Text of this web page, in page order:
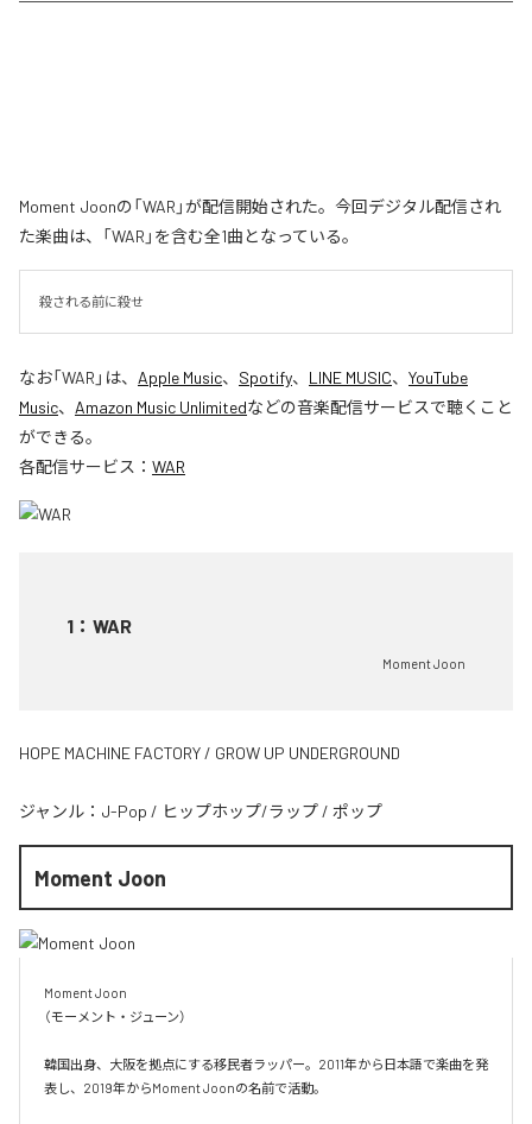
Moment Joonの「WAR」が配信開始された。今回デジタル配信され
た楽曲は、「WAR」を含む全1曲となっている。
殺される前に殺せ
なお「WAR 」は、 Apple Music、 Spotify、 LINE MUSIC、 YouTube
Music、 Amazon Music Unlimitedなどの音楽配信サービスで聴くこと
ができる。
各配信サービス： WAR
1 ： WAR
Moment Joon
HOPE MACHINE FACTORY / GROW UP UNDERGROUND
ジャンル： J-Pop / ヒップホップ/ラップ / ポップ
Moment Joon
Moment Joon
（モーメント・ジューン）
韓国出身、大阪を拠点にする移民者ラッパー。2011年から日本語で楽曲を発
表し、2019年からMoment Joonの名前で活動。